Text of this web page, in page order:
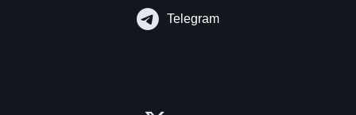
Telegram